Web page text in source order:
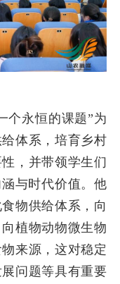
个永恒的课题”为
体系，培育乡村
，并带领学生们
与时代价值。他
物供给体系，向
植物动物微生物
来源，这对稳定
问题等具有重要